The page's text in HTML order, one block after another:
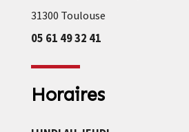
31300 Toulouse
05 61 49 32 41
Horaires